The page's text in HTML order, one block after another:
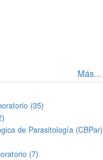
Más...
(35)
de Parasitología (CBPar)
(7)